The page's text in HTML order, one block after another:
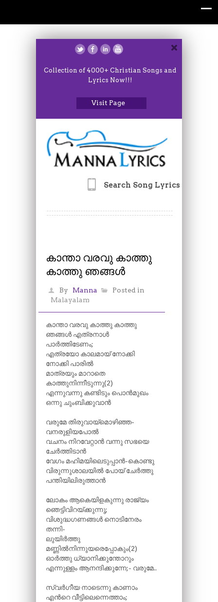
Collection of 4000+ Christian Songs and
Lyrics Now!!!
Visit Page
Search Song Lyrics
കാന്താ വരവു കാത്തു
കാത്തു ഞങ്ങൾ
By Manna
Posted in
Malayalam
കാന്താ വരവു കാത്തു കാത്തു
ഞങ്ങൾ എത്രനാൾ
പാർത്തിടേണം;
എത്രയോ കാലമായ് നോക്കി
നോക്കി പാരിൽ
മാത്രയും മാറാതെ
കാത്തുനിന്നീടുന്നു(2)
എന്നുവന്നു കണ്ടിടും പൊൻമുഖം
ഒന്നു ചുംബിക്കുവാൻ
വരുമേ തിരുവായ്മൊഴിഞ്ഞ-
വനരുളിയപോൽ
വചനം നിറവേറ്റാൻ വന്നു സഭയെ
ചേർത്തിടാൻ
വേഗം മഹിമയിലെടുപ്പാൻ-കൊണ്ടു
വിരുന്നുശാലയിൽ പോയ് ചേർത്തു
പന്തിയിലിരുത്താൻ
ലോകം ആകെയിളകുന്നു രാജ്യം
ഞെട്ടിവിറയ്ക്കുന്നു;
വിശുദ്ധഗണങ്ങൾ നൊടിനേരം
തന്നി-
ലുയിർത്തു
മണ്ണിൽനിന്നുയരെപ്പോകും(2)
ഓർത്തു ധ്യാനിക്കുന്തോറും
എന്നുള്ളം ആനന്ദിക്കുന്നേ;- വരുമേ..
സ്വർഗീയ നാടെന്നു കാണാം
എന്‍റെ വീട്ടിലെന്നെത്താം;